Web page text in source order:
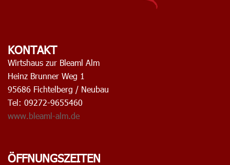
KONTAKT
Wirtshaus zur Bleaml Alm
Heinz Brunner Weg 1
95686 Fichtelberg / Neubau
Tel: 09272-9655460
www.bleaml-alm.de
ÖFFNUNGSZEITEN